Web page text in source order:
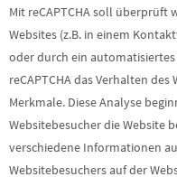
Mit reCAPTCHA soll überprüft
Websites (z.B. in einem
oder durch ein
reCAPTCHA das Verhalten
Merkmale. Diese Analyse
Websitebesucher die Website
verschiedene Informationen
Websitebesuchers auf der